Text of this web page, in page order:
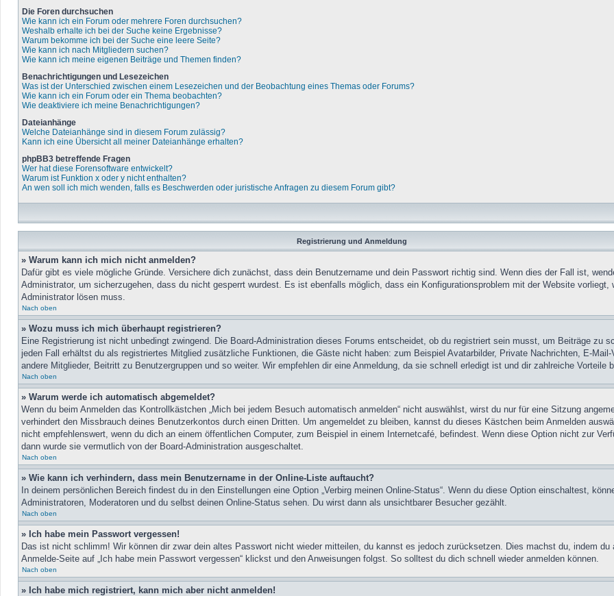
Die Foren durchsuchen
Wie kann ich ein Forum oder mehrere Foren durchsuchen?
Weshalb erhalte ich bei der Suche keine Ergebnisse?
Warum bekomme ich bei der Suche eine leere Seite?
Wie kann ich nach Mitgliedern suchen?
Wie kann ich meine eigenen Beiträge und Themen finden?
Benachrichtigungen und Lesezeichen
Was ist der Unterschied zwischen einem Lesezeichen und der Beobachtung eines Themas oder Forums?
Wie kann ich ein Forum oder ein Thema beobachten?
Wie deaktiviere ich meine Benachrichtigungen?
Dateianhänge
Welche Dateianhänge sind in diesem Forum zulässig?
Kann ich eine Übersicht all meiner Dateianhänge erhalten?
phpBB3 betreffende Fragen
Wer hat diese Forensoftware entwickelt?
Warum ist Funktion x oder y nicht enthalten?
An wen soll ich mich wenden, falls es Beschwerden oder juristische Anfragen zu diesem Forum gibt?
Registrierung und Anmeldung
» Warum kann ich mich nicht anmelden?
Dafür gibt es viele mögliche Gründe. Versichere dich zunächst, dass dein Benutzername und dein Passwort richtig sind. Wenn dies der Fall ist,
Administrator, um sicherzugehen, dass du nicht gesperrt wurdest. Es ist ebenfalls möglich, dass ein Konfigurationsproblem mit der Website vorliegt,
Administrator lösen muss.
Nach oben
» Wozu muss ich mich überhaupt registrieren?
Eine Registrierung ist nicht unbedingt zwingend. Die Board-Administration dieses Forums entscheidet, ob du registriert sein musst, um Beiträge zu
jeden Fall erhältst du als registriertes Mitglied zusätzliche Funktionen, die Gäste nicht haben: zum Beispiel Avatarbilder, Private Nachrichten, E-Mail-
andere Mitglieder, Beitritt zu Benutzergruppen und so weiter. Wir empfehlen dir eine Anmeldung, da sie schnell erledigt ist und dir zahlreiche Vorteile
Nach oben
» Warum werde ich automatisch abgemeldet?
Wenn du beim Anmelden das Kontrollkästchen „Mich bei jedem Besuch automatisch anmelden“ nicht auswählst, wirst du nur für eine Sitzung
verhindert den Missbrauch deines Benutzerkontos durch einen Dritten. Um angemeldet zu bleiben, kannst du dieses Kästchen beim Anmelden
nicht empfehlenswert, wenn du dich an einem öffentlichen Computer, zum Beispiel in einem Internetcafé, befindest. Wenn diese Option nicht zur
dann wurde sie vermutlich von der Board-Administration ausgeschaltet.
Nach oben
» Wie kann ich verhindern, dass mein Benutzername in der Online-Liste auftaucht?
In deinem persönlichen Bereich findest du in den Einstellungen eine Option „Verbirg meinen Online-Status“. Wenn du diese Option einschaltest,
Administratoren, Moderatoren und du selbst deinen Online-Status sehen. Du wirst dann als unsichtbarer Besucher gezählt.
Nach oben
» Ich habe mein Passwort vergessen!
Das ist nicht schlimm! Wir können dir zwar dein altes Passwort nicht wieder mitteilen, du kannst es jedoch zurücksetzen. Dies machst du, indem du
Anmelde-Seite auf „Ich habe mein Passwort vergessen“ klickst und den Anweisungen folgst. So solltest du dich schnell wieder anmelden können.
Nach oben
» Ich habe mich registriert, kann mich aber nicht anmelden!